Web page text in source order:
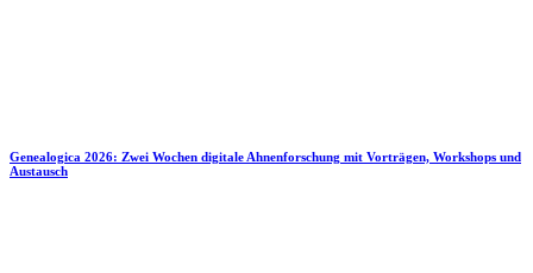
Genealogica 2026: Zwei Wochen digitale Ahnenforschung mit Vorträgen, Workshops und
Austausch